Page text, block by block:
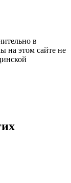
в
на этом сайте не